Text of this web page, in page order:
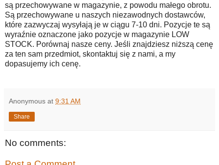
są przechowywane w magazynie, z powodu małego obrotu.
Są przechowywane u naszych niezawodnych dostawców,
które zazwyczaj wysyłają je w ciągu 7-10 dni. Pozycje te są
wyraźnie oznaczone jako pozycje w magazynie LOW
STOCK. Porównaj nasze ceny. Jeśli znajdziesz niższą cenę
za ten sam przedmiot, skontaktuj się z nami, a my
dopasujemy ich cenę.
Anonymous at 9:31 AM
Share
No comments: